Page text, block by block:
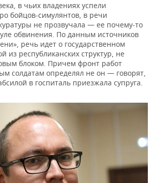
в чьих владениях успели
бойцов-симулянтов, в речи
не прозвучала — ее почему-то
обвинения. По данным источников
речь идет о государственном
из республиканских структур, не
блоком. Причем фронт работ
солдатам определял не он — говорят,
в госпиталь приезжала супруга.